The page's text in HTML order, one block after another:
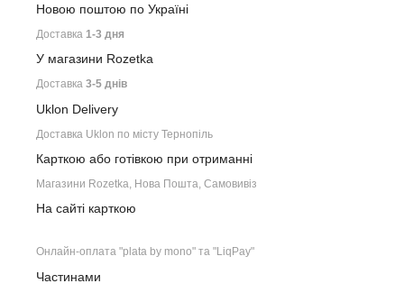
Новою поштою по Україні
Доставка 1-3 дня
У магазини Rozetka
Доставка 3-5 днів
Uklon Delivery
Доставка Uklon по місту Тернопіль
Карткою або готівкою при отриманні
Магазини Rozetka, Нова Пошта, Самовивіз
На сайті карткою
Онлайн-оплата "plata by mono" та "LiqPay"
Частинами